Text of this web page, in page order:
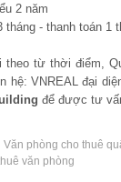
2 năm
- thanh toán 1
theo từ thời điểm,
hệ: VNREAL đại
để được tư
Văn phòng cho thuê
văn phòng